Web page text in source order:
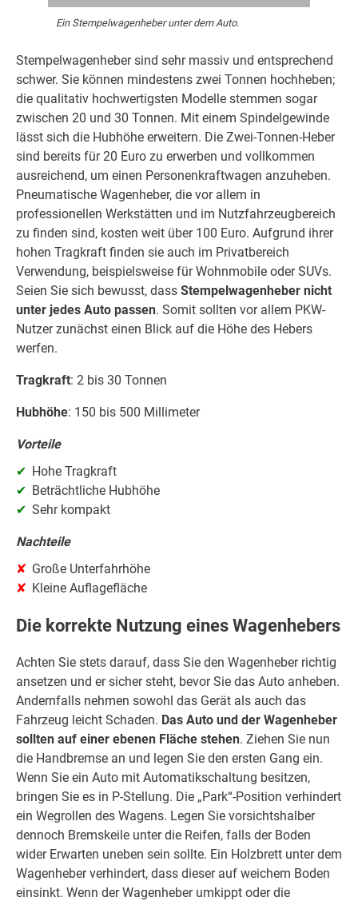
Ein Stempelwagenheber unter dem Auto.
Stempelwagenheber sind sehr massiv und entsprechend
schwer. Sie können mindestens zwei Tonnen hochheben;
die qualitativ hochwertigsten Modelle stemmen sogar
zwischen 20 und 30 Tonnen. Mit einem Spindelgewinde
lässt sich die Hubhöhe erweitern. Die Zwei-Tonnen-Heber
sind bereits für 20 Euro zu erwerben und vollkommen
ausreichend, um einen Personenkraftwagen anzuheben.
Pneumatische Wagenheber, die vor allem in
professionellen Werkstätten und im Nutzfahrzeugbereich
zu finden sind, kosten weit über 100 Euro. Aufgrund ihrer
hohen Tragkraft finden sie auch im Privatbereich
Verwendung, beispielsweise für Wohnmobile oder SUVs.
Seien Sie sich bewusst, dass Stempelwagenheber nicht
unter jedes Auto passen. Somit sollten vor allem PKW-
Nutzer zunächst einen Blick auf die Höhe des Hebers
werfen.
Tragkraft: 2 bis 30 Tonnen
Hubhöhe: 150 bis 500 Millimeter
Vorteile
Hohe Tragkraft
Beträchtliche Hubhöhe
Sehr kompakt
Nachteile
Große Unterfahrhöhe
Kleine Auflagefläche
Die korrekte Nutzung eines Wagenhebers
Achten Sie stets darauf, dass Sie den Wagenheber richtig
ansetzen und er sicher steht, bevor Sie das Auto anheben.
Andernfalls nehmen sowohl das Gerät als auch das
Fahrzeug leicht Schaden. Das Auto und der Wagenheber
sollten auf einer ebenen Fläche stehen. Ziehen Sie nun
die Handbremse an und legen Sie den ersten Gang ein.
Wenn Sie ein Auto mit Automatikschaltung besitzen,
bringen Sie es in P-Stellung. Die „Park“-Position verhindert
ein Wegrollen des Wagens. Legen Sie vorsichtshalber
dennoch Bremskeile unter die Reifen, falls der Boden
wider Erwarten uneben sein sollte. Ein Holzbrett unter dem
Wagenheber verhindert, dass dieser auf weichem Boden
einsinkt. Wenn der Wagenheber umkippt oder die